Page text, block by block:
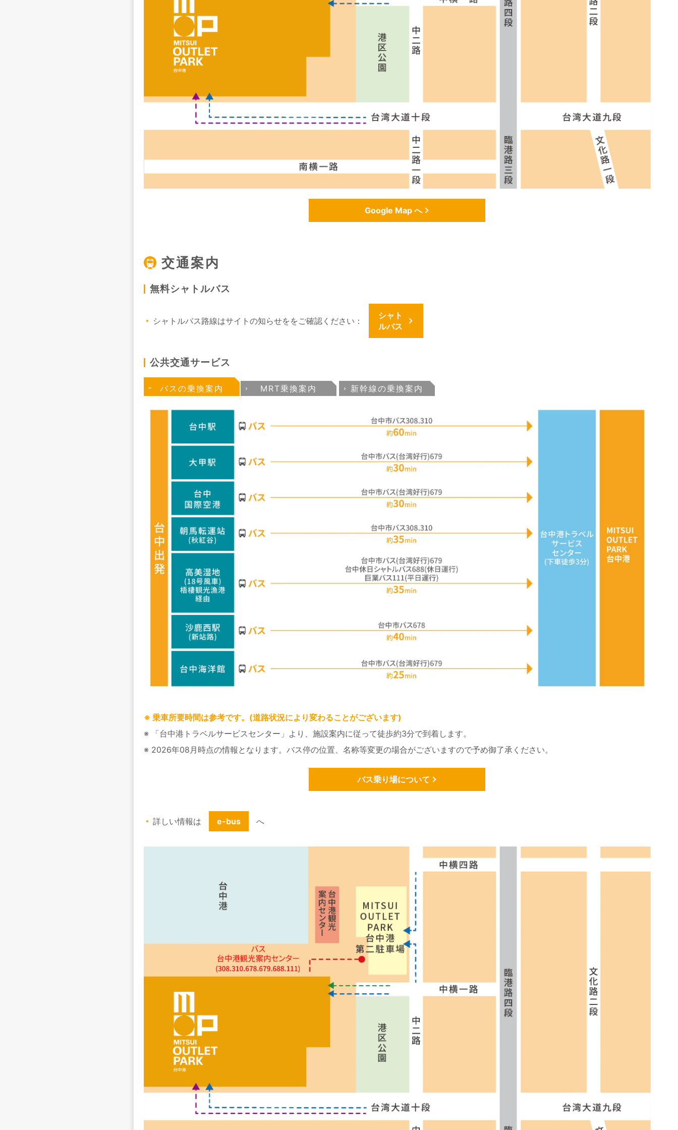
Google Map へ
交通案内
無料シャトルバス
シャトルバス路線はサイトの知らせををご確認ください：
シャト
ルバス
公共交通サービス
バスの乗換案内 MRT乗換案内 新幹線の乗換案内
※ 乗車所要時間は参考です。(道路状況により変わることがございます)
※ 「台中港トラベルサービスセンター」より、施設案内に従って徒歩約3分で到着します。
※ 2026年08月時点の情報となります。バス停の位置、名称等変更の場合がございますので予め御了承ください。
バス乗り場について
詳しい情報は e-bus へ